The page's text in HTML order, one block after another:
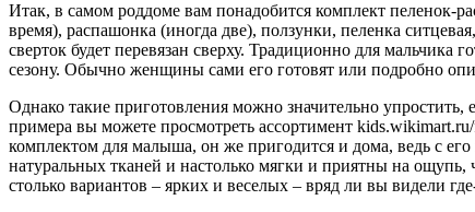
Итак, в самом роддоме вам понадобится комплект пеленок-
время), распашонка (иногда две), ползунки, пеленка
сверток будет перевязан сверху. Традиционно для
сезону. Обычно женщины сами его готовят или подробно
Однако такие приготовления можно значительно упростить,
примера вы можете просмотреть ассортимент
комплектом для малыша, он же пригодится и дома, ведь с
натуральных тканей и настолько мягки и приятны на ощупь,
столько вариантов – ярких и веселых – вряд ли вы видели